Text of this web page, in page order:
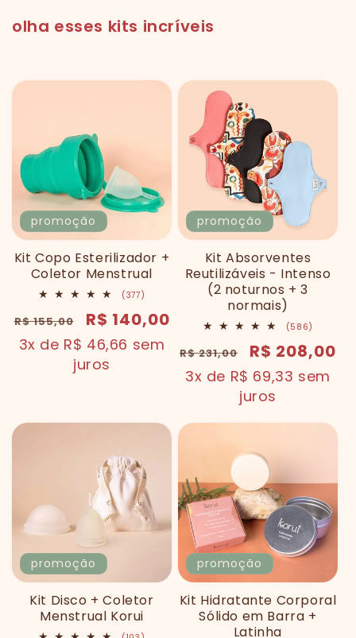
olha esses kits incríveis
promoção
Kit Copo Esterilizador +
Coletor Menstrual
(377)
de
avaliações
preço
normal
R$ 155,00
preço
promocional
R$ 140,00
3x de R$ 46,66 sem
juros
promoção
Kit Absorventes
Reutilizáveis - Intenso
(2 noturnos + 3
normais)
(586)
de
preço
normal
R$ 231,00
preço
R$ 208,00
3x de R$ 69,33 sem
juros
promoção
Kit Disco + Coletor
Menstrual Korui
promoção
Kit Hidratante Corporal
Sólido em Barra +
Latinha